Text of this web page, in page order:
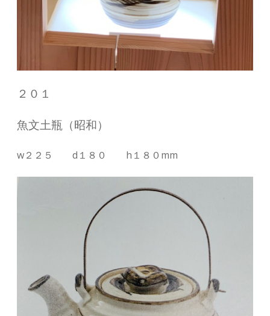
２０１
魚文土瓶（昭和）
w２２５ d１８０ h１８０mm